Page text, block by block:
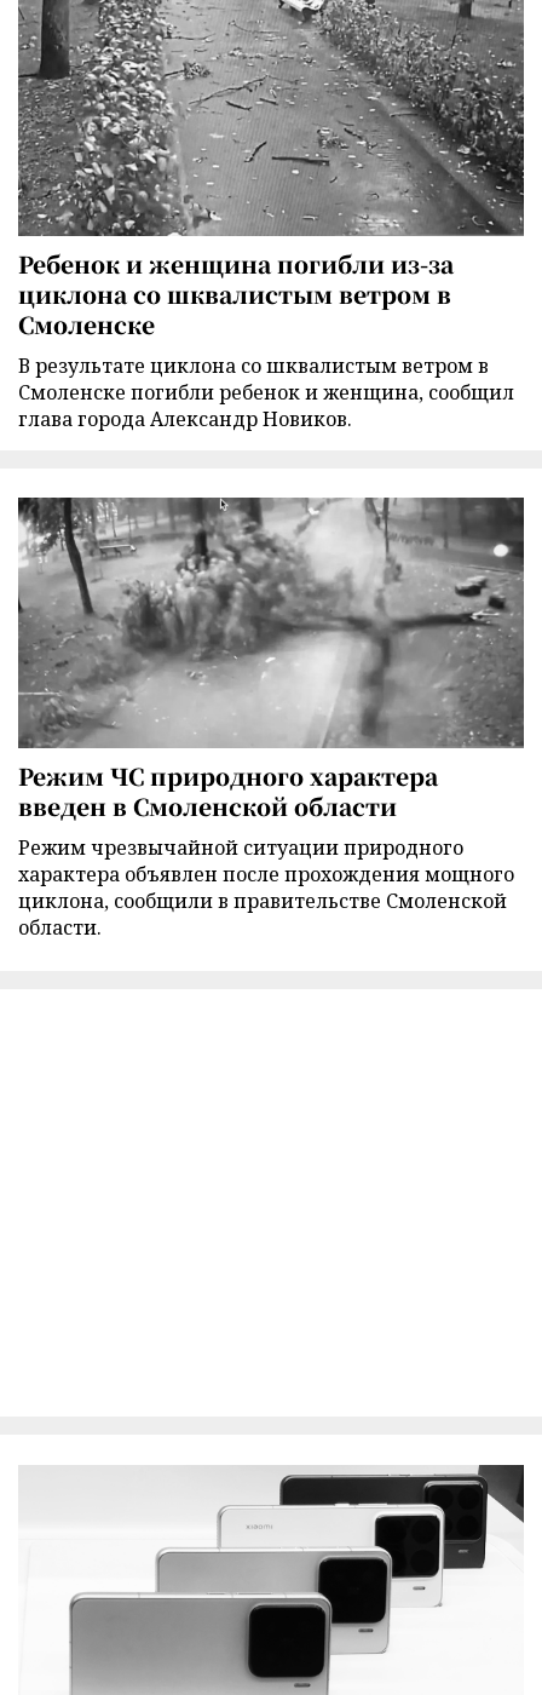
Ребенок и женщина погибли из-за
циклона со шквалистым ветром в
Смоленске
В результате циклона со шквалистым ветром в
Смоленске погибли ребенок и женщина, сообщил
глава города Александр Новиков.
Режим ЧС природного характера
введен в Смоленской области
Режим чрезвычайной ситуации природного
характера объявлен после прохождения мощного
циклона, сообщили в правительстве Смоленской
области.